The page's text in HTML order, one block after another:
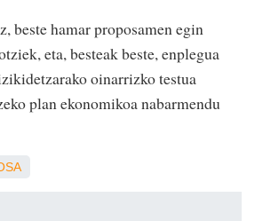
beste hamar proposamen egin
eta, besteak beste, enplegua
oinarrizko testua
plan ekonomikoa nabarmendu